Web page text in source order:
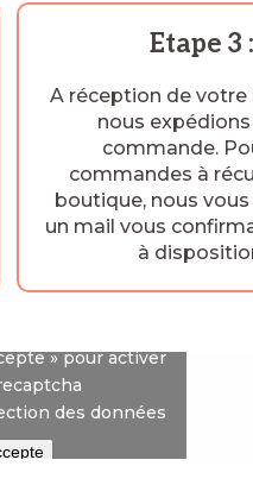
Etape 3 :
A réception de
nous
commande.
commandes à
boutique, nous
un mail vous
à
» pour activer
des données